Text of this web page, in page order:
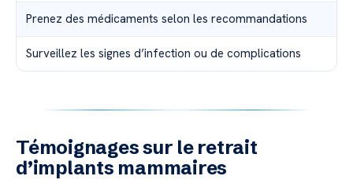
Prenez des médicaments selon les recommandations
Surveillez les signes d’infection ou de complications
Témoignages sur le retrait
d’implants mammaires